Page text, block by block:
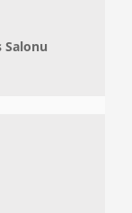
Salonu